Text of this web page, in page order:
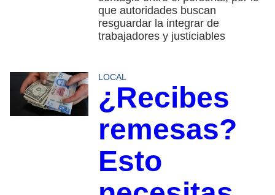
que autoridades buscan
resguardar la integrar de
trabajadores y justiciables
LOCAL
¿Recibes
remesas?
Esto